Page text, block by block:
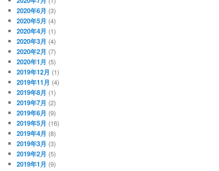
2020年6月 (3)
2020年5月 (4)
2020年4月 (1)
2020年3月 (4)
2020年2月 (7)
2020年1月 (5)
2019年12月 (1)
2019年11月 (4)
2019年8月 (1)
2019年7月 (2)
2019年6月 (9)
2019年5月 (16)
2019年4月 (8)
2019年3月 (3)
2019年2月 (5)
2019年1月 (9)